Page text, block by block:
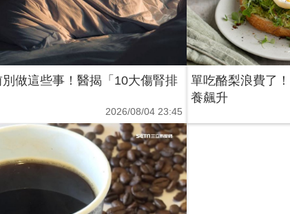
別做這些事！醫揭「10大傷腎排
2026/08/04 23:45
單吃酪梨浪費了
養飆升